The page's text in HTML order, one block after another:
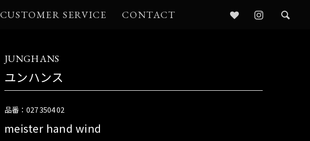
CUSTOMER SERVICE CONTACT
JUNGHANS
ユンハンス
品番：027 3504 02
meister hand wind